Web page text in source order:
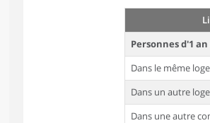
Personnes d'1
Dans le même
Dans un autre
Dans une autre